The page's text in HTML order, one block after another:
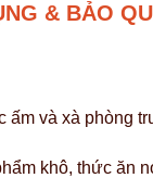
& BẢO
ấm và xà phòng
khô, thức ăn